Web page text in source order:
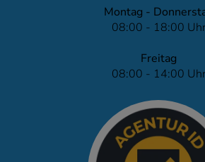
Montag -
08:00 - 18:00 Uhr
Freitag
08:00 - 14:00 Uhr